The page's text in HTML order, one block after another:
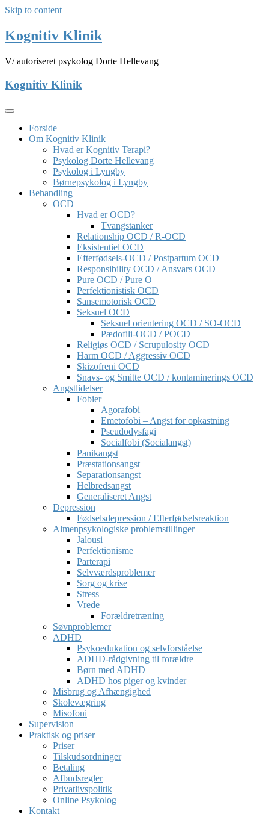
Skip to content
Kognitiv Klinik
V/ autoriseret psykolog Dorte Hellevang
Kognitiv Klinik
Forside
Om Kognitiv Klinik
Hvad er Kognitiv Terapi?
Psykolog Dorte Hellevang
Psykolog i Lyngby
Børnepsykolog i Lyngby
Behandling
OCD
Hvad er OCD?
Tvangstanker
Relationship OCD / R-OCD
Eksistentiel OCD
Efterfødsels-OCD / Postpartum OCD
Responsibility OCD / Ansvars OCD
Pure OCD / Pure O
Perfektionistisk OCD
Sansemotorisk OCD
Seksuel OCD
Seksuel orientering OCD / SO-OCD
Pædofili-OCD / POCD
Religiøs OCD / Scrupulosity OCD
Harm OCD / Aggressiv OCD
Skizofreni OCD
Snavs- og Smitte OCD / kontaminerings OCD
Angstlidelser
Fobier
Agorafobi
Emetofobi – Angst for opkastning
Pseudodysfagi
Socialfobi (Socialangst)
Panikangst
Præstationsangst
Separationsangst
Helbredsangst
Generaliseret Angst
Depression
Fødselsdepression / Efterfødselsreaktion
Almenpsykologiske problemstillinger
Jalousi
Perfektionisme
Parterapi
Selvværdsproblemer
Sorg og krise
Stress
Vrede
Forældretræning
Søvnproblemer
ADHD
Psykoedukation og selvforståelse
ADHD-rådgivning til forældre
Børn med ADHD
ADHD hos piger og kvinder
Misbrug og Afhængighed
Skolevægring
Misofoni
Supervision
Praktisk og priser
Priser
Tilskudsordninger
Betaling
Afbudsregler
Privatlivspolitik
Online Psykolog
Kontakt